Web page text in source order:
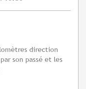
direction
son passé et les